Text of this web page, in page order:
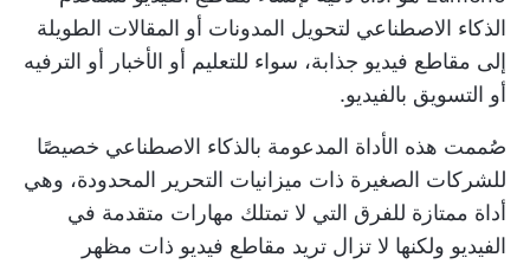
الذكاء الاصطناعي لتحويل المدونات أو المقالات الطويلة
إلى مقاطع فيديو جذابة، سواء للتعليم أو الأخبار أو الترفيه
أو التسويق بالفيديو.
صُممت هذه الأداة المدعومة بالذكاء الاصطناعي خصيصًا
للشركات الصغيرة ذات ميزانيات التحرير المحدودة، وهي
أداة ممتازة للفرق التي لا تمتلك مهارات متقدمة في
الفيديو ولكنها لا تزال تريد مقاطع فيديو ذات مظهر